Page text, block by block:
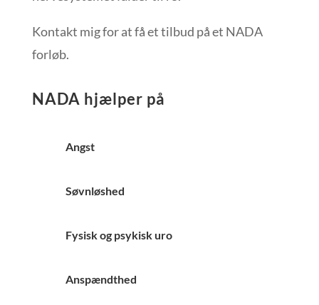
Kontakt mig for at få et tilbud på et NADA
forløb.
NADA hjælper på
Angst
Søvnløshed
Fysisk og psykisk uro
Anspændthed